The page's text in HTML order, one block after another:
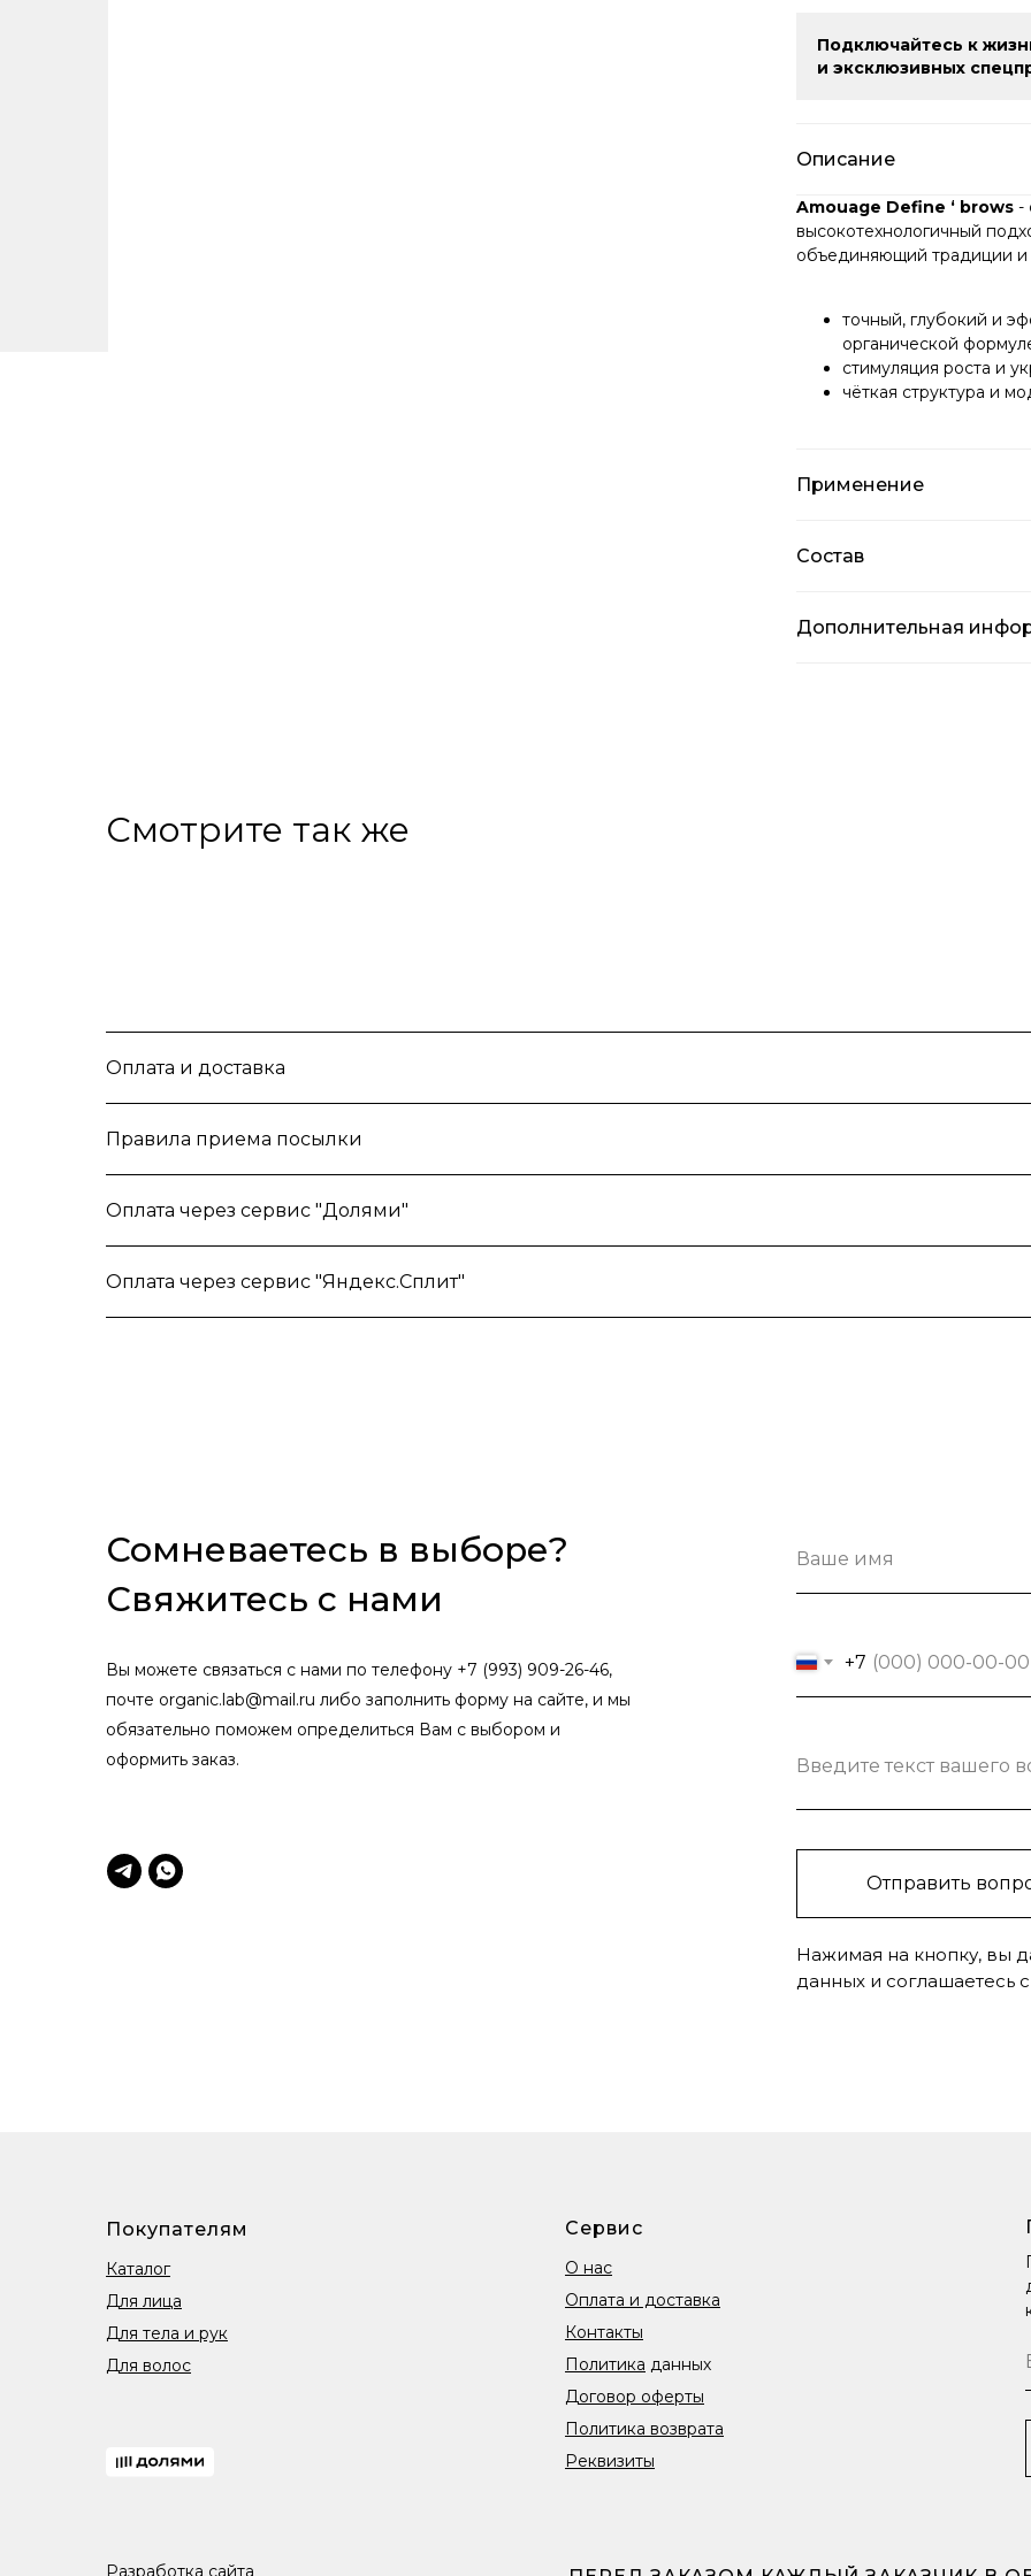
Подключайтесь к
и эксклюзивных
Описание
Amouage Define ‘ brows -
высокотехнологичный
объединяющий традиции и
точный, глубокий и
органической
стимуляция роста и
чёткая структура и
Применение
Состав
Дополнительная
Смотрите так же
Оплата и доставка
Правила приема посылки
Оплата через сервис "Долями"
Оплата через сервис "Яндекс.Сплит"
Сомневаетесь в выборе?
Свяжитесь с нами
Вы можете связаться с нами по телефону +7 (993) 909-26-46,
почте organic.lab@mail.ru либо заполнить форму на сайте, и мы
обязательно поможем определиться Вам с выбором и
оформить заказ.
Ваше имя
+7
Введите текст вашего
Отправить
Нажимая на кнопку, вы
данных и соглашаетесь c
Покупателям
Каталог
Для лица
Для тела и рук
Для волос
Сервис
О нас
Оплата и доставка
Контакты
Политика данных
Договор оферты
Политика возврата
Реквизиты
Разработка сайта